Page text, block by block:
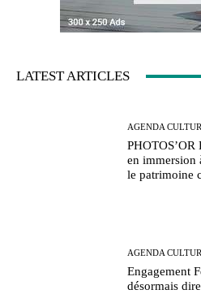
LATEST ARTICLES
AGENDA
en immersion
le patrimoine
AGENDA
Engagement
désormais